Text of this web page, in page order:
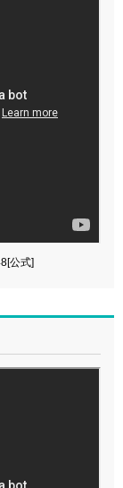
公式]